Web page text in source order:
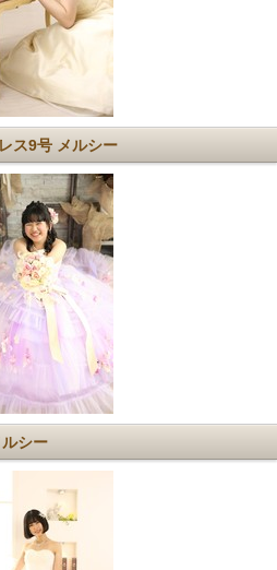
ス9号 メルシー
シー